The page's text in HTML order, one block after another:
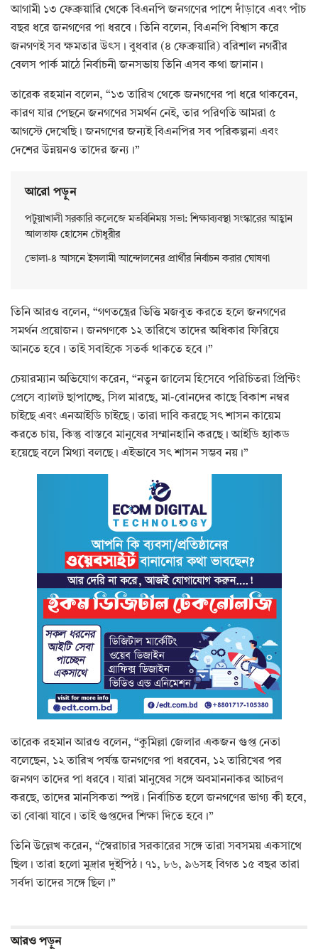
আগামী ১৩ ফেব্রুয়ারি থেকে বিএনপি জনগণের পাশে দাঁড়াবে এবং পাঁচ
বছর ধরে জনগণের পা ধরবে। তিনি বলেন, বিএনপি বিশ্বাস করে
জনগণই সব ক্ষমতার উৎস। বুধবার (৪ ফেব্রুয়ারি) বরিশাল নগরীর
বেলস পার্ক মাঠে নির্বাচনী জনসভায় তিনি এসব কথা জানান।
তারেক রহমান বলেন, “১৩ তারিখ থেকে জনগণের পা ধরে থাকবেন,
কারণ যার পেছনে জনগণের সমর্থন নেই, তার পরিণতি আমরা ৫
আগস্টে দেখেছি। জনগণের জন্যই বিএনপির সব পরিকল্পনা এবং
দেশের উন্নয়নও তাদের জন্য।”
আরো পড়ুন
পটুয়াখালী সরকারি কলেজে মতবিনিময় সভা: শিক্ষাব্যবস্থা সংস্কারের আহ্বান
আলতাফ হোসেন চৌধুরীর
ভোলা-৪ আসনে ইসলামী আন্দোলনের প্রার্থীর নির্বাচন করার ঘোষণা
তিনি আরও বলেন, “গণতন্ত্রের ভিত্তি মজবুত করতে হলে জনগণের
সমর্থন প্রয়োজন। জনগণকে ১২ তারিখে তাদের অধিকার ফিরিয়ে
আনতে হবে। তাই সবাইকে সতর্ক থাকতে হবে।”
চেয়ারম্যান অভিযোগ করেন, “নতুন জালেম হিসেবে পরিচিতরা প্রিন্টিং
প্রেসে ব্যালট ছাপাচ্ছে, সিল মারছে, মা-বোনদের কাছে বিকাশ নম্বর
চাইছে এবং এনআইডি চাইছে। তারা দাবি করছে সৎ শাসন কায়েম
করতে চায়, কিন্তু বাস্তবে মানুষের সম্মানহানি করছে। আইডি হ্যাকড
হয়েছে বলে মিথ্যা বলছে। এইভাবে সৎ শাসন সম্ভব নয়।”
তারেক রহমান আরও বলেন, “কুমিল্লা জেলার একজন গুপ্ত নেতা
বলেছেন, ১২ তারিখ পর্যন্ত জনগণের পা ধরবেন, ১২ তারিখের পর
জনগণ তাদের পা ধরবে। যারা মানুষের সঙ্গে অবমাননাকর আচরণ
করছে, তাদের মানসিকতা স্পষ্ট। নির্বাচিত হলে জনগণের ভাগ্য কী হবে,
তা বোঝা যাবে। তাই গুপ্তদের শিক্ষা দিতে হবে।”
তিনি উল্লেখ করেন, “স্বৈরাচার সরকারের সঙ্গে তারা সবসময় একসাথে
ছিল। তারা হলো মুদ্রার দুইপিঠ। ৭১, ৮৬, ৯৬সহ বিগত ১৫ বছর তারা
সর্বদা তাদের সঙ্গে ছিল।”
আরও পড়ুন